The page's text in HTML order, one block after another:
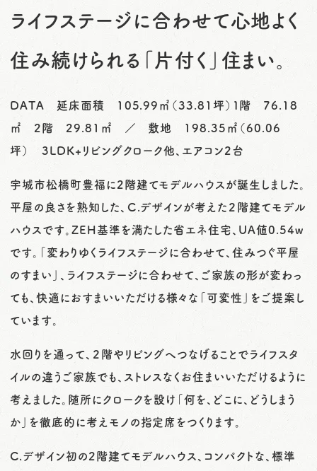
ライフステージに合わせて心地よく
住み続けられる「片付く」住まい。
DATA 延床面積 105.99㎡（33.81坪）１階 76.18
㎡ 2階 29.81㎡ ／ 敷地 198.35㎡（60.06
坪） 3LDK+リビングクローク他、エアコン2台
宇城市松橋町豊福に2階建てモデルハウスが誕生しました。
平屋の良さを熟知した、Ｃ.デザインが考えた２階建てモデル
ハウスです。ZEH基準を満たした省エネ住宅、UA値0.54w
です。「変わりゆくライフステージに合わせて、住みつぐ平屋
のすまい」、ライフステージに合わせて、ご家族の形が変わっ
ても、快適におすまいいただける様々な「可変性」をご提案し
ています。
水回りを通って、２階やリビングへつなげることでライフスタ
イルの違うご家族でも、ストレスなくお住まいいただけるように
考えました。随所にクロークを設け「何を、どこに、どうしまう
か」を徹底的に考えモノの指定席をつくります。
C.デザイン初の2階建てモデルハウス、コンパクトな、標準